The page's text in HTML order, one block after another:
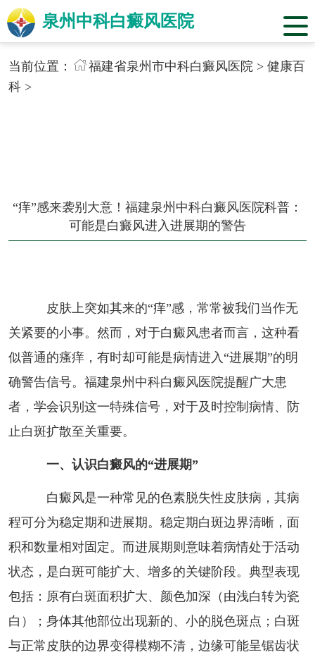
泉州中科白癜风医院
当前位置： 福建省泉州市中科白癜风医院> 健康百
科>
“痒”感来袭别大意！福建泉州中科白癜风医院科普：
可能是白癜风进入进展期的警告
皮肤上突如其来的“痒”感，常常被我们当作无
关紧要的小事。然而，对于白癜风患者而言，这种看
似普通的瘙痒，有时却可能是病情进入“进展期”的明
确警告信号。福建泉州中科白癜风医院提醒广大患
者，学会识别这一特殊信号，对于及时控制病情、防
止白斑扩散至关重要。
一、认识白癜风的“进展期”
白癜风是一种常见的色素脱失性皮肤病，其病
程可分为稳定期和进展期。稳定期白斑边界清晰，面
积和数量相对固定。而进展期则意味着病情处于活动
状态，是白斑可能扩大、增多的关键阶段。典型表现
包括：原有白斑面积扩大、颜色加深（由浅白转为瓷
白）；身体其他部位出现新的、小的脱色斑点；白斑
与正常皮肤的边界变得模糊不清，边缘可能呈锯齿状